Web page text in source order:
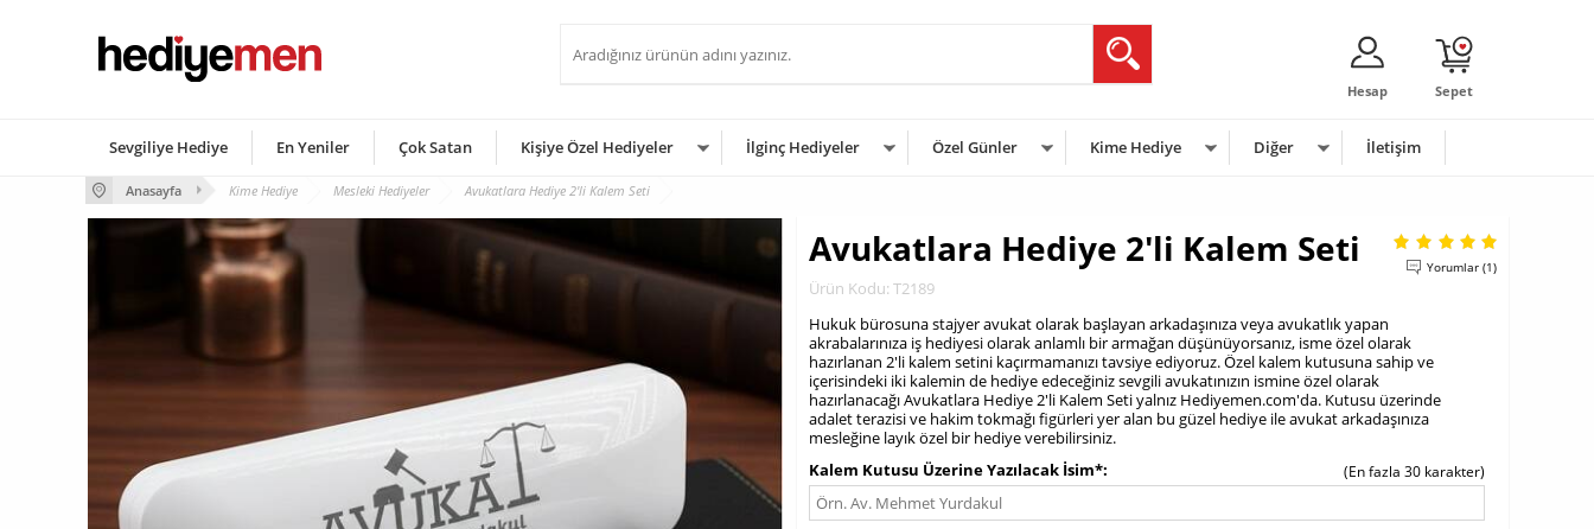
Sepet
Hesap
Sevgiliye Hediye En Yeniler Çok Satan Kişiye Özel Hediyeler İlginç Hediyeler Özel Günler Kime Hediye Diğer İletişim
Anasayfa Kime Hediye Mesleki Hediyeler Avukatlara Hediye 2'li Kalem Seti
Avukatlara Hediye 2'li Kalem Seti
Ürün Kodu: T2189
Yorumlar (1)
Hukuk bürosuna stajyer avukat olarak başlayan arkadaşınıza veya avukatlık yapan
akrabalarınıza iş hediyesi olarak anlamlı bir armağan düşünüyorsanız, isme özel olarak
hazırlanan 2'li kalem setini kaçırmamanızı tavsiye ediyoruz. Özel kalem kutusuna sahip ve
içerisindeki iki kalemin de hediye edeceğiniz sevgili avukatınızın ismine özel olarak
hazırlanacağı Avukatlara Hediye 2'li Kalem Seti yalnız Hediyemen.com'da. Kutusu üzerinde
adalet terazisi ve hakim tokmağı figürleri yer alan bu güzel hediye ile avukat arkadaşınıza
mesleğine layık özel bir hediye verebilirsiniz.
Kalem Kutusu Üzerine Yazılacak İsim*
(En fazla 30 karakter)